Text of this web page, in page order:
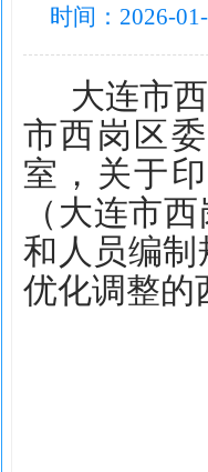
时间：2026-
大连市
市西岗区
室，关于
（大连市
和人员编制
优化调整的